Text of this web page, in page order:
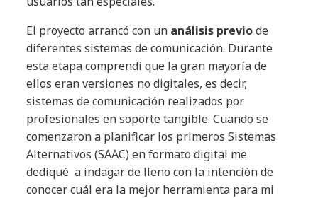
El proyecto arrancó con un análisis previode
diferentes sistemas de comunicación. Durante
esta etapa comprendí que la gran mayoría de
ellos eran versiones no digitales, es decir,
sistemas de comunicación realizados por
profesionales en soporte tangible. Cuando se
comenzaron a planificar los primeros Sistemas
Alternativos (SAAC) en formato digital me
dediqué a indagar de lleno con la intención de
conocer cuál era la mejor herramienta para mi